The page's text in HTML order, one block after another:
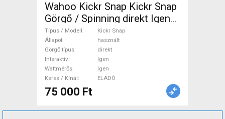
Wahoo Kickr Snap Kickr Snap
Görgő / Spinning direkt Igen
Igen használt ELADÓ
Típus / Modell
Kickr Snap
Állapot
használt
Görgő típus
direkt
Interaktív
Igen
Wattmérős
Igen
Keres / Kínál
ELADÓ
75 000 Ft